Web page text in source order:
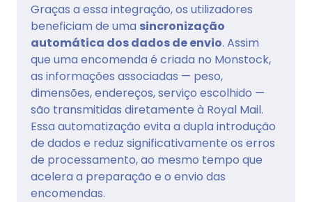
Graças a essa integração, os utilizadores
beneficiam de uma sincronização
automática dos dados de envio. Assim
que uma encomenda é criada no Monstock,
as informações associadas — peso,
dimensões, endereços, serviço escolhido —
são transmitidas diretamente à Royal Mail.
Essa automatização evita a dupla introdução
de dados e reduz significativamente os erros
de processamento, ao mesmo tempo que
acelera a preparação e o envio das
encomendas.